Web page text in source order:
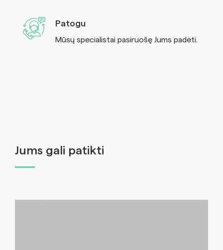
Patogu
Mūsų specialistai pasiruošę Jums padėti.
Jums gali patikti